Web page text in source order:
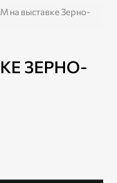
на выставке Зерно-
ЗЕРНО-